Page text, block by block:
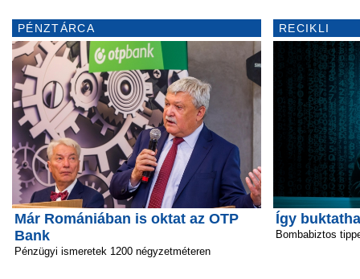
PÉNZTÁRCA
Már Romániában is oktat az OTP
Bank
Pénzügyi ismeretek 1200 négyzetméteren
RECIKLI
Így
Bombabiztos